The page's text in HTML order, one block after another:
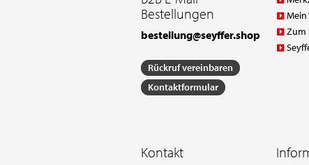
Bestellungen
bestellung@seyffer.shop
Rückruf vereinbaren
Kontaktformular
Zum
Kontakt